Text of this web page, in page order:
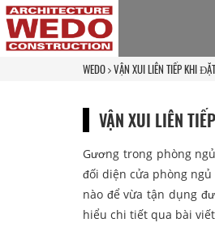
WEDO VẬN XUI LIÊN TIẾP KHI
VẬN XUI LIÊN
Gương trong phòng
đối diện cửa phòng
nào để vừa tận dụng
hiểu chi tiết qua bài